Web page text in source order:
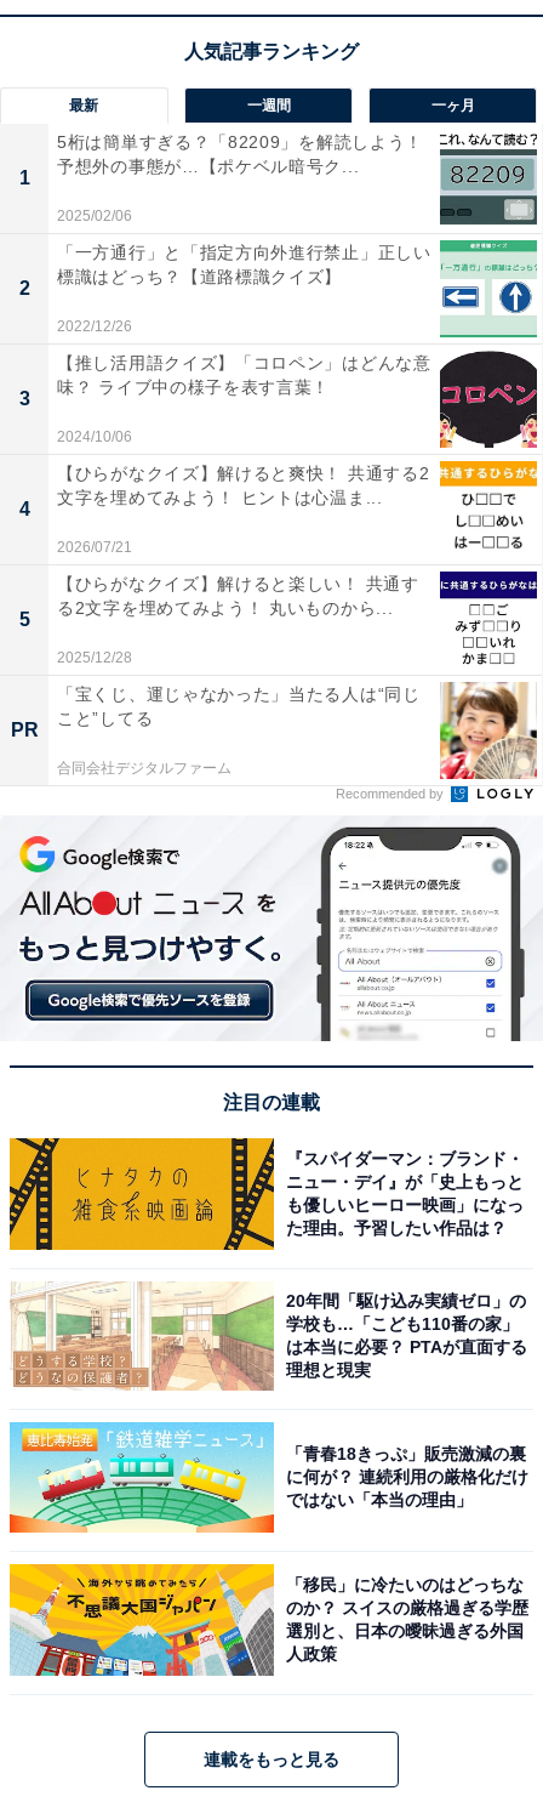
1 2
最新 一週間 一ヶ月
1
5桁は簡単すぎる？「82209」を解読しよう！
予想外の事態が…【ポケベル暗号ク...
2025/02/06
2
「一方通行」と「指定方向外進行禁止」正しい
標識はどっち？【道路標識クイズ】
2022/12/26
3
【推し活用語クイズ】「コロペン」はどんな意
味？ ライブ中の様子を表す言葉！
2024/10/06
4
【ひらがなクイズ】解けると爽快！ 共通する2
文字を埋めてみよう！ ヒントは心温ま...
2026/07/21
5
【ひらがなクイズ】解けると楽しい！ 共通す
る2文字を埋めてみよう！ 丸いものから...
2025/12/28
PR
「宝くじ、運じゃなかった」当たる人は“同じ
こと”してる
合同会社デジタルファーム
Recommended by
注目の連載
『スパイダーマン：ブランド・
ニュー・デイ』が「史上もっと
も優しいヒーロー映画」になっ
た理由。予習したい作品は？
20年間「駆け込み実績ゼロ」の
学校も…「こども110番の家」
は本当に必要？ PTAが直面する
理想と現実
「青春18きっぷ」販売激減の裏
に何が？ 連続利用の厳格化だけ
ではない「本当の理由」
「移民」に冷たいのはどっちな
のか？ スイスの厳格過ぎる学歴
選別と、日本の曖昧過ぎる外国
人政策
連載をもっと見る